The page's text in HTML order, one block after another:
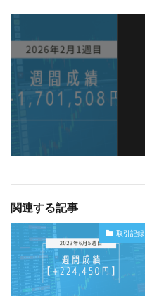
関連する記事
取引記録